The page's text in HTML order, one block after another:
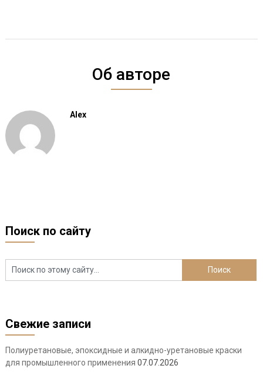
Об авторе
Alex
Поиск по сайту
Свежие записи
Полиуретановые, эпоксидные и алкидно-уретановые краски
для промышленного применения 07.07.2026